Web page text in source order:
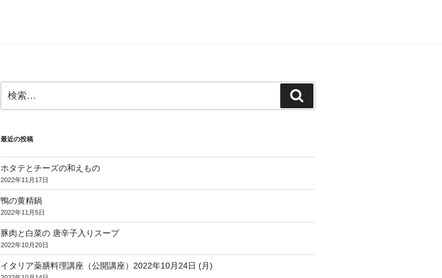
索:
索
最近の投稿
ホタテとチーズの和えもの
2022年11月17日
鴨の黄精鍋
2022年11月5日
豚肉と白菜の 唐辛子入りスープ
2022年10月20日
イタリア薬膳料理講座（公開講座）2022年10月24日 (月)